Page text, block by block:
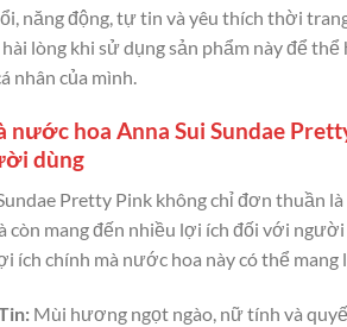
năng động, tự tin và yêu thích thời
lòng khi sử dụng sản phẩm này để thể
nhân của mình.
nước hoa Anna Sui Sundae
dùng
Pretty Pink không chỉ đơn thuần
còn mang đến nhiều lợi ích đối với người
ích chính mà nước hoa này có thể mang
Mùi hương ngọt ngào, nữ tính và